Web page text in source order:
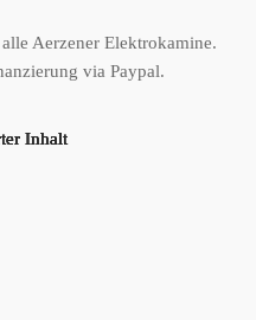
Aerzener Elektrokamine.
via Paypal.